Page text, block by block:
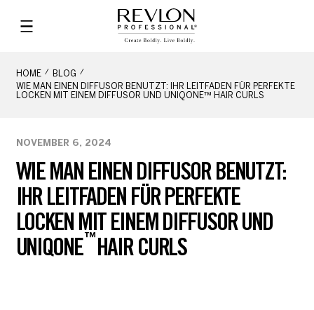
HOME
BLOG
WIE MAN EINEN DIFFUSOR BENUTZT: IHR LEITFADEN FÜR PERFEKTE
LOCKEN MIT EINEM DIFFUSOR UND UNIQONE™ HAIR CURLS
WIE MAN EINEN DIFFUSOR BENUTZT:
IHR LEITFADEN FÜR PERFEKTE
LOCKEN MIT EINEM DIFFUSOR UND
UNIQONE ™ HAIR CURLS
NOVEMBER 6, 2024